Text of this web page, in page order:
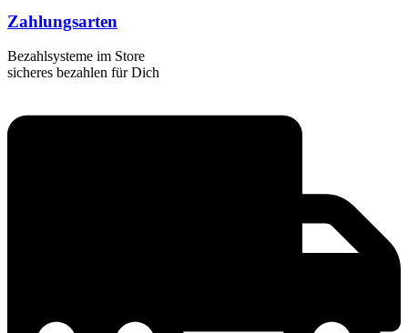
Zahlungsarten
Bezahlsysteme im Store
sicheres bezahlen für Dich